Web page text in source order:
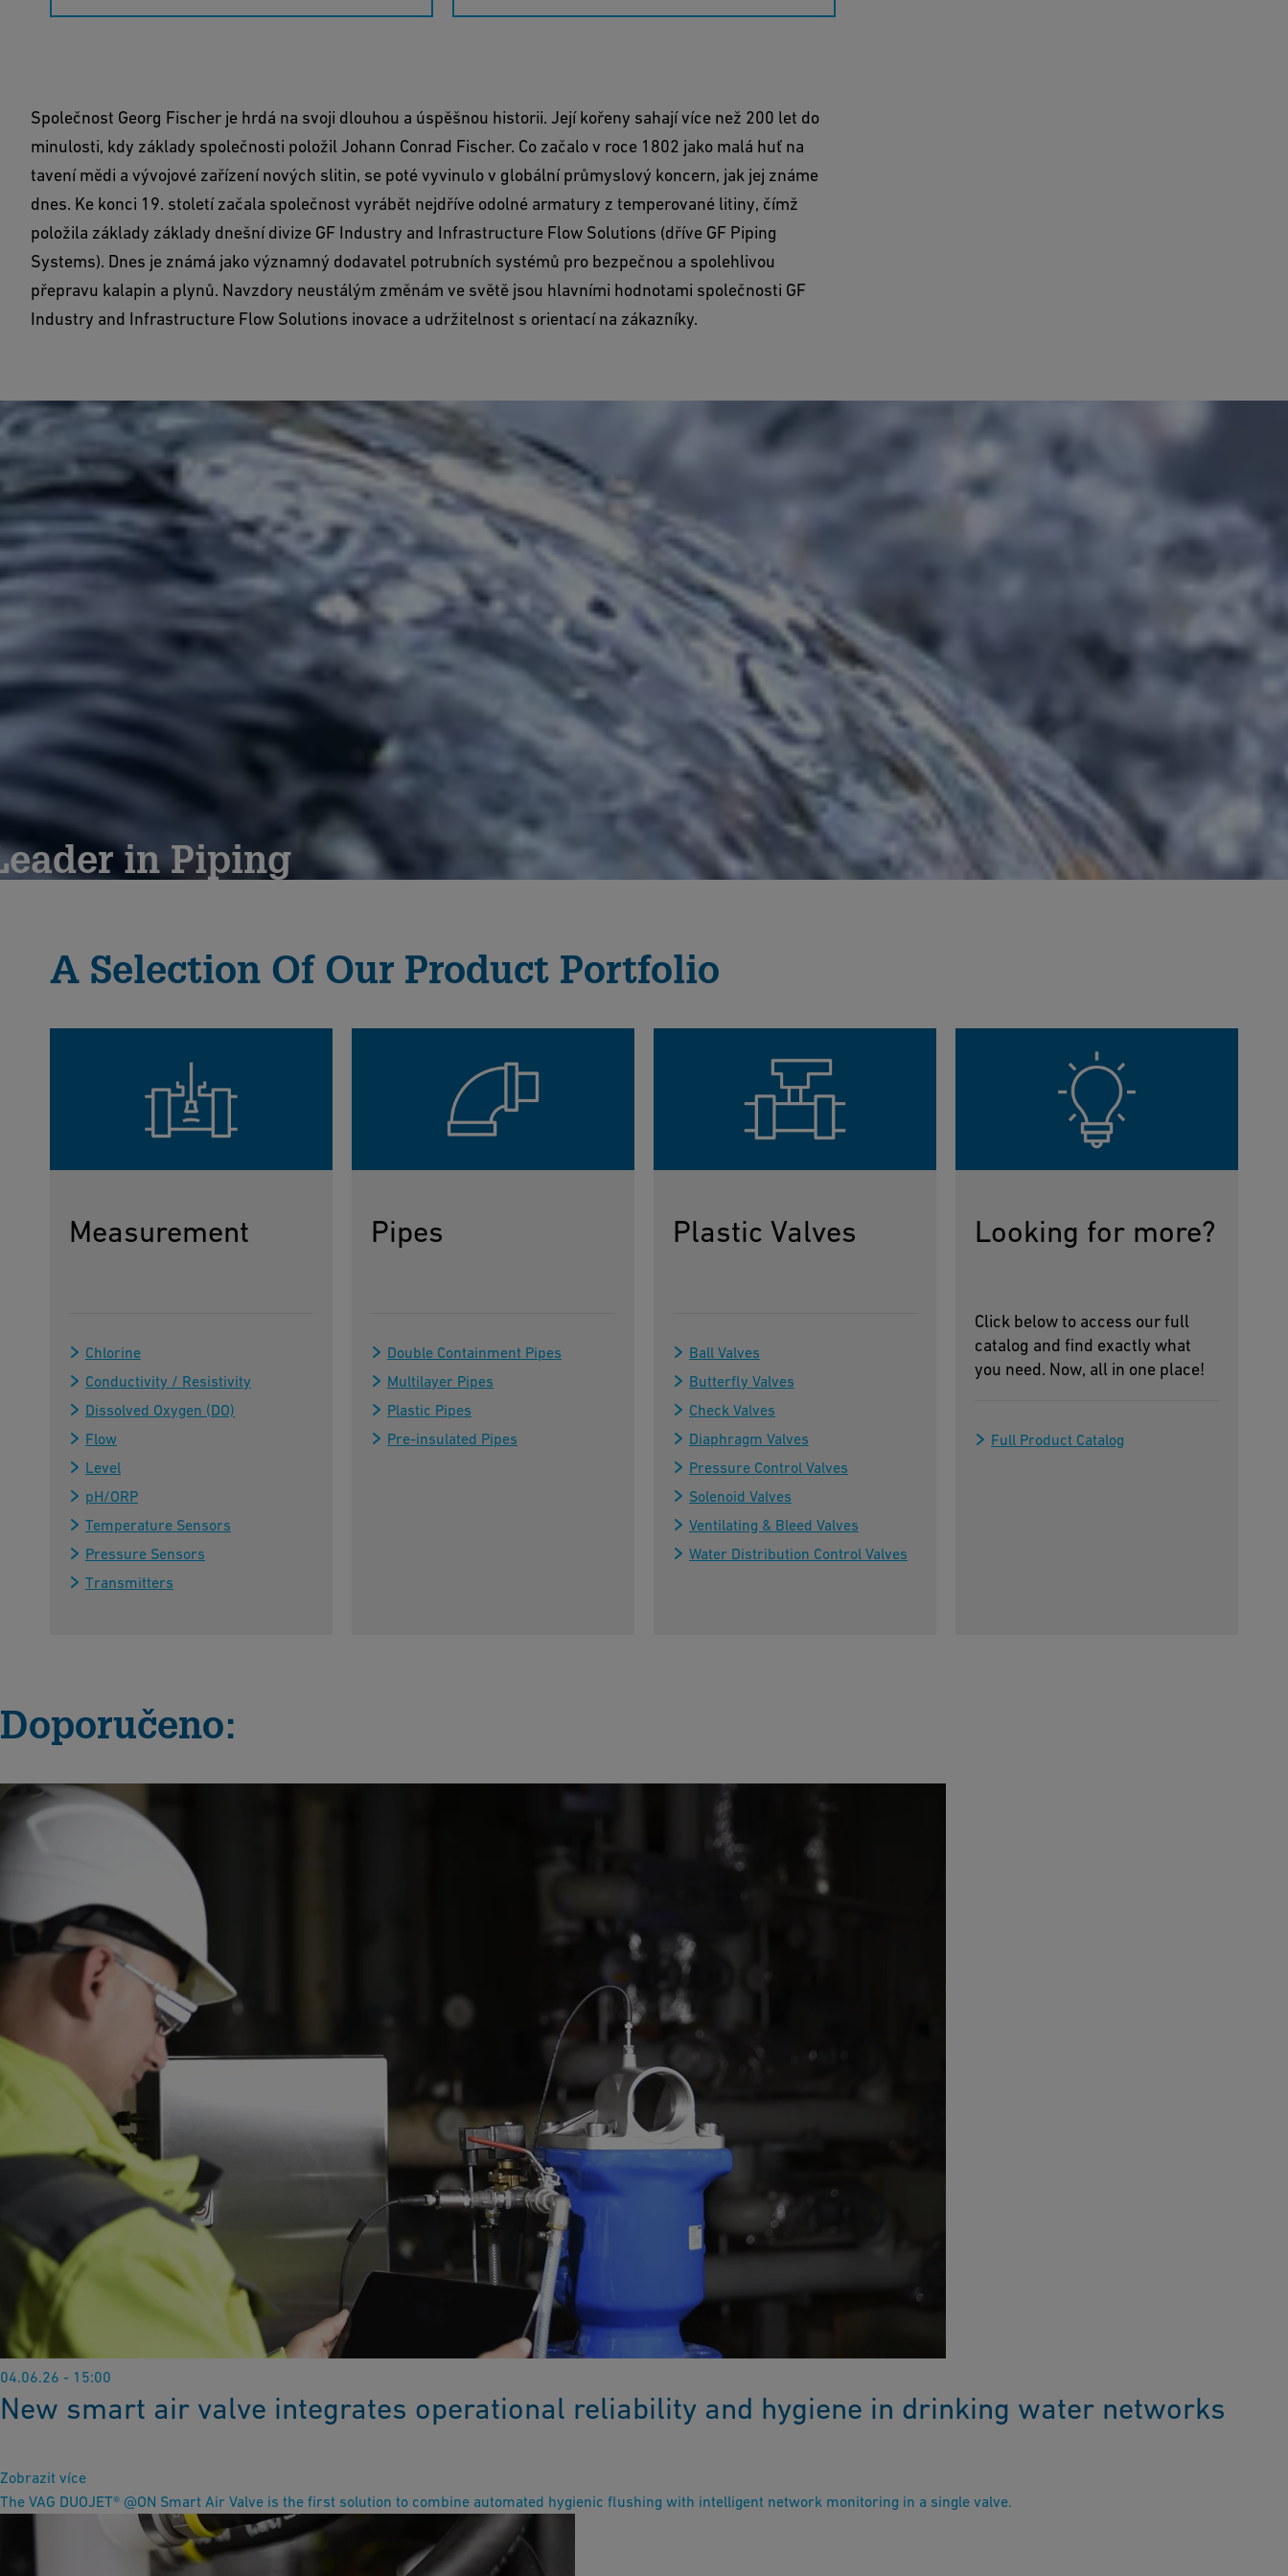
Společnost Georg Fischer je hrdá na svoji dlouhou a úspěšnou historii. Její kořeny sahají více než 200 let do
minulosti, kdy základy společnosti položil Johann Conrad Fischer. Co začalo v roce 1802 jako malá huť na
tavení mědi a vývojové zařízení nových slitin, se poté vyvinulo v globální průmyslový koncern, jak jej známe
dnes. Ke konci 19. století začala společnost vyrábět nejdříve odolné armatury z temperované litiny, čímž
položila základy základy dnešní divize GF Industry and Infrastructure Flow Solutions (dříve GF Piping
Systems). Dnes je známá jako významný dodavatel potrubních systémů pro bezpečnou a spolehlivou
přepravu kalapin a plynů. Navzdory neustálým změnám ve světě jsou hlavními hodnotami společnosti GF
Industry and Infrastructure Flow Solutions inovace a udržitelnost s orientací na zákazníky.
in Piping
A Selection Of Our Product Portfolio
Measurement
Chlorine
Conductivity / Resistivity
Dissolved Oxygen (DO)
Flow
Level
pH/ORP
Temperature Sensors
Pressure Sensors
Transmitters
Pipes
Double Containment Pipes
Multilayer Pipes
Plastic Pipes
Pre-insulated Pipes
Plastic Valves
Ball Valves
Butterfly Valves
Check Valves
Diaphragm Valves
Pressure Control Valves
Solenoid Valves
Ventilating & Bleed Valves
Water Distribution Control Valves
Looking for more?
Click below to access our full
catalog and find exactly what
you need. Now, all in one place!
Full Product Catalog
Doporučeno:
04.06.26 - 15:00
New smart air valve integrates operational reliability and hygiene in drinking water networks
Zobrazit více
The VAG DUOJET® @ON Smart Air Valve is the first solution to combine automated hygienic flushing with intelligent network monitoring in a single valve.